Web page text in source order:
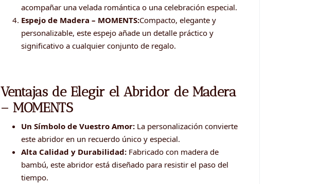
acompañar una velada romántica o una celebración especial.
Espejo de Madera – MOMENTS:Compacto, elegante y
personalizable, este espejo añade un detalle práctico y
significativo a cualquier conjunto de regalo.
Ventajas de Elegir el Abridor de Madera
– MOMENTS
Un Símbolo de Vuestro Amor: La personalización convierte
este abridor en un recuerdo único y especial.
Alta Calidad y Durabilidad: Fabricado con madera de
bambú, este abridor está diseñado para resistir el paso del
tiempo.